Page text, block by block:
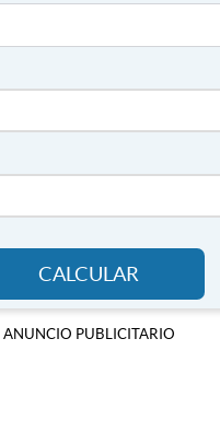
CALCULAR
ANUNCIO PUBLICITARIO